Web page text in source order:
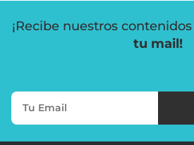
¡Recibe nuestros contenidos
tu mail!